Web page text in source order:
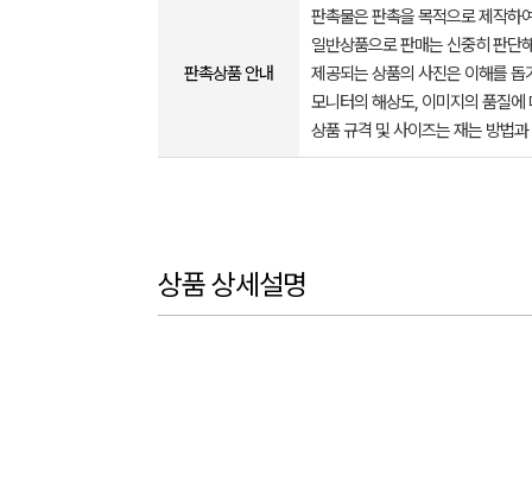
판촉상품 안내
판촉물은 판촉을 목적으로 제작하
일반상품으로 판매는 신중히 판단
제공되는 상품의 사진은 이해를
모니터의 해상도, 이미지의 품질
상품 규격 및 사이즈는 재는 방법
상품 상세설명